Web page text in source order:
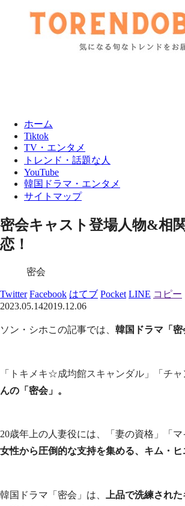
ホーム
Tiktok
TV・エンタメ
トレンド・話題な人
YouTube
韓国ドラマ・エンタメ
サイトマップ
密会キャスト登場人物&相
恋！
密会
Twitter Facebook はてブ Pocket LINE コピー
2023.05.142019.12.06
ソン・シホこの記事では、 韓国ドラマ「密
「 トキメキ☆成均館スキャンダル 」「 チャ
んの「密会」。
20歳年上の人妻役には、「妻の資格」「
女性から圧倒的な支持を集める、キム・
韓国ドラマ「密会」は、 上品で洗練され